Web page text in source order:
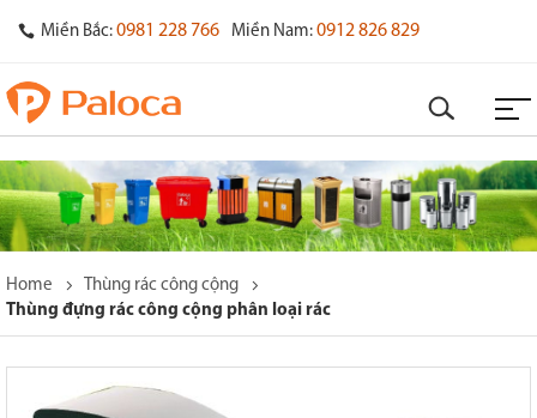
Miền Bắc: 0981 228 766 Miền Nam: 0912 826 829
Home
Thùng rác công cộng
Thùng đựng rác công cộng phân loại rác